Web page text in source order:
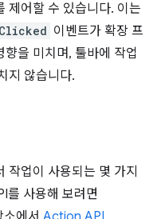
제어할 수 있습니다. 이는
이벤트가 확장 프
을 미치며, 툴바에 작업
지 않습니다.
작업이 사용되는 몇 가지
를 사용해 보려면